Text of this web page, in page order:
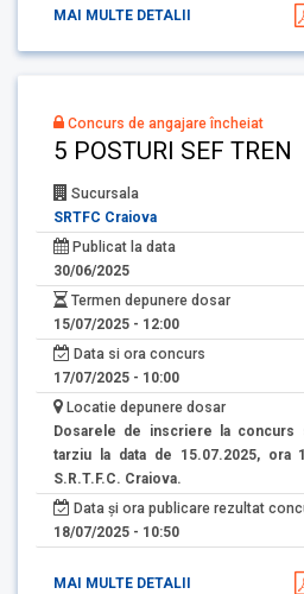
MAI MULTE DETALII
Concurs de angajare încheiat
5 POSTURI SEF TREN
Sucursala
SRTFC Craiova
Publicat la data
30/06/2025
Termen depunere dosar
15/07/2025 - 12:00
Data si ora concurs
17/07/2025 - 10:00
Locatie depunere dosar
Dosarele de inscriere la concurs
tarziu la data de 15.07.2025, ora
S.R.T.F.C. Craiova.
Data și ora publicare rezultat
18/07/2025 - 10:50
MAI MULTE DETALII